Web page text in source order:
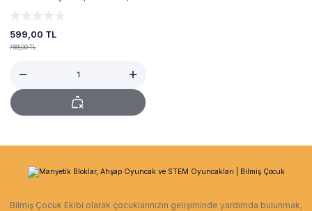
599,00 TL
789,00 TL
Bilmiş Çocuk Ekibi olarak çocuklarınızın gelişiminde yardımda bulunmak,